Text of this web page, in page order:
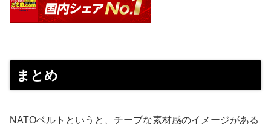
まとめ
NATOベルトというと、チープな素材感のイメージがある